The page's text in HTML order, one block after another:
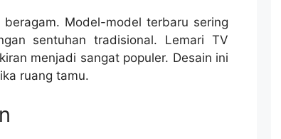
Model-model terbaru sering
sentuhan tradisional. Lemari TV
menjadi sangat populer. Desain ini
ruang tamu.